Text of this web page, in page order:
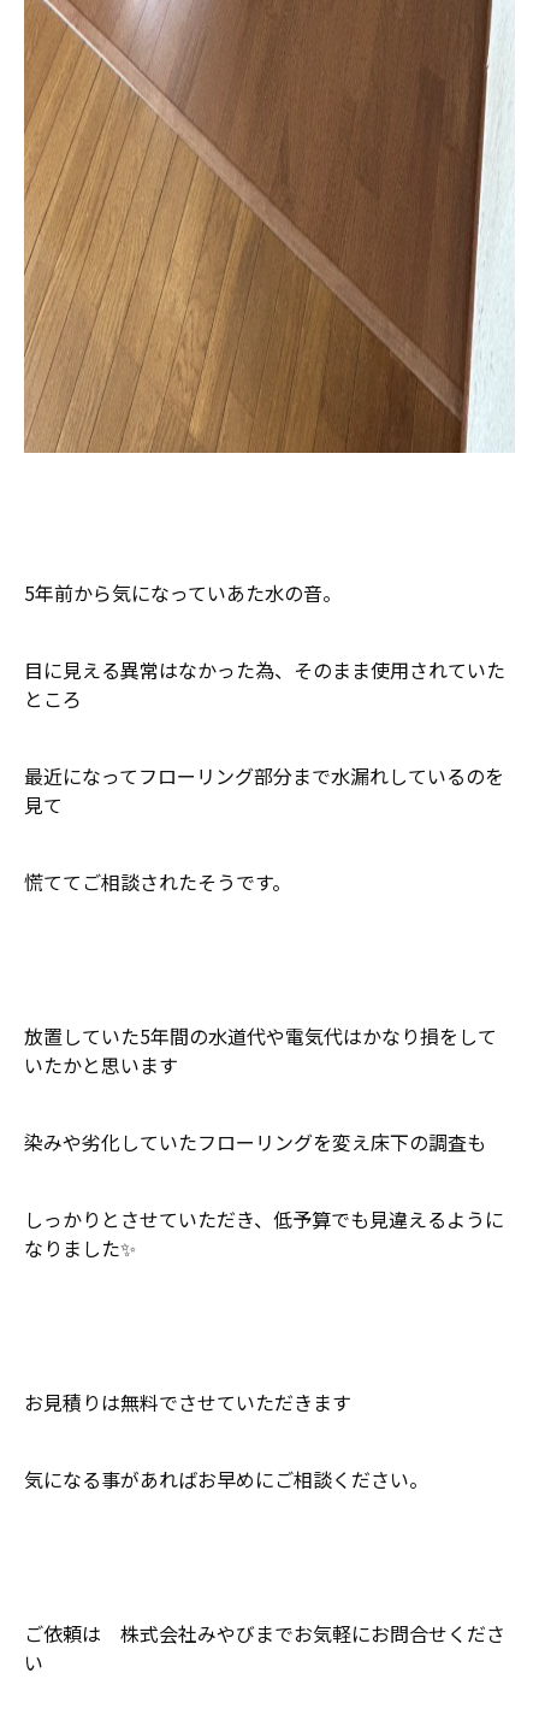
5年前から気になっていあた水の音。
目に見える異常はなかった為、そのまま使用されていた
ところ
最近になってフローリング部分まで水漏れしているのを
見て
慌ててご相談されたそうです。
放置していた5年間の水道代や電気代はかなり損をして
いたかと思います
染みや劣化していたフローリングを変え床下の調査も
しっかりとさせていただき、低予算でも見違えるように
なりました✨
お見積りは無料でさせていただきます
気になる事があればお早めにご相談ください。
ご依頼は 株式会社みやびまでお気軽にお問合せくださ
い